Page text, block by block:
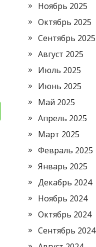
Ноябрь 2025
Октябрь 2025
Сентябрь 2025
Август 2025
Июль 2025
Июнь 2025
Май 2025
Апрель 2025
Март 2025
Февраль 2025
Январь 2025
Декабрь 2024
Ноябрь 2024
Октябрь 2024
Сентябрь 2024